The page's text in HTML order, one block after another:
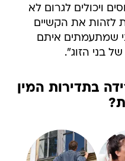
ויכולים לגרום לא
לזהות את הקשיים
שמתעמתים איתם
בני הזוג".
בתדירות המין